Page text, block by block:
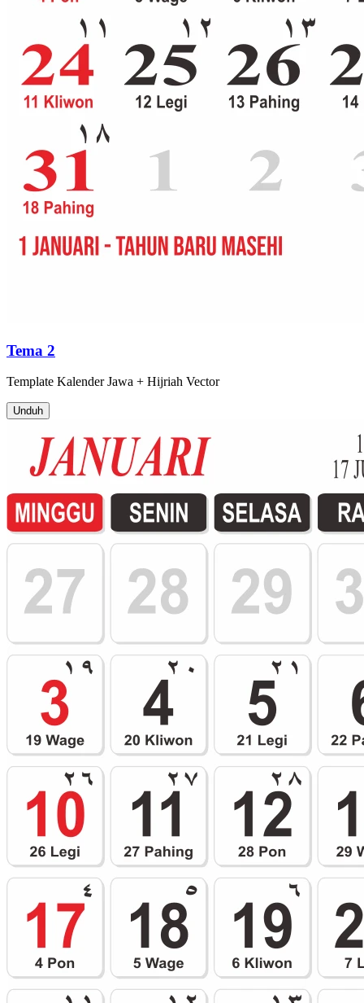
Tema 2
Template Kalender Jawa + Hijriah Vector
Unduh